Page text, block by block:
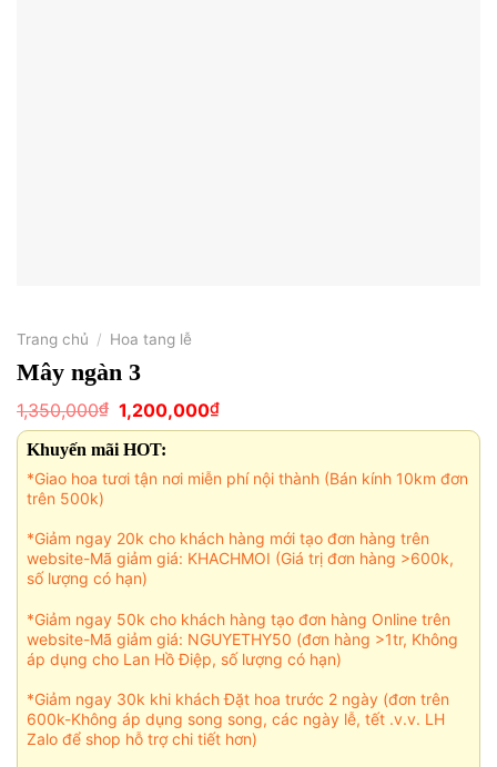
Trang chủ / Hoa tang lễ
Mây ngàn 3
1,350,000₫ Giá
gốc
là:
1,350,000₫.
1,200,000₫Giá
hiện
1,200,000₫.
Khuyến mãi HOT:
*Giao hoa tươi tận nơi miễn phí nội thành (Bán kính 10km đơn
trên 500k)
*Giảm ngay 20k cho khách hàng mới tạo đơn hàng trên
website-Mã giảm giá: KHACHMOI (Giá trị đơn hàng >600k,
số lượng có hạn)
*Giảm ngay 50k cho khách hàng tạo đơn hàng Online trên
website-Mã giảm giá: NGUYETHY50 (đơn hàng >1tr, Không
áp dụng cho Lan Hồ Điệp, số lượng có hạn)
*Giảm ngay 30k khi khách Đặt hoa trước 2 ngày (đơn trên
600k-Không áp dụng song song, các ngày lễ, tết .v.v. LH
Zalo để shop hỗ trợ chi tiết hơn)